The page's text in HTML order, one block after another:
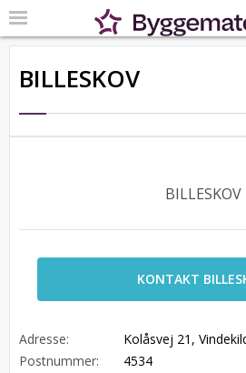
BILLESKOV
BILLESKOV
KONTAKT
Adresse:
Kolåsvej 21,
Postnummer:
4534